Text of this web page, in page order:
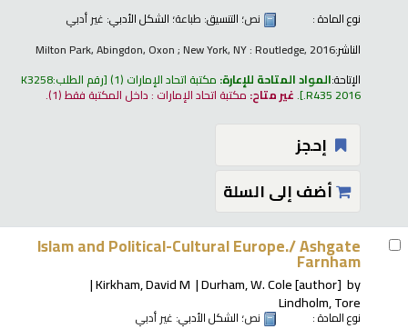
نوع المادة :
نص؛ التنسيق: طباعة؛ الشكل الأدبي: غير أدبي
الناشر:Milton Park, Abingdon, Oxon ; New York, NY : Routledge, 2016
الإتاحة:المواد المتاحة للإعارة: مكتبة اتحاد الإمارات (1) رقم الطلب:K3258
.R435 2016
.غير متاح:مكتبة اتحاد الإمارات : داخل المكتبة فقط(1).
إحجز
أضف إلى السلة
Islam and Political-Cultural Europe./Ashgate
Farnham
by
Durham, W. Cole[author]
Kirkham, David M
Lindholm, Tore
نوع المادة : نص؛ الشكل الأدبي: غير أدبي